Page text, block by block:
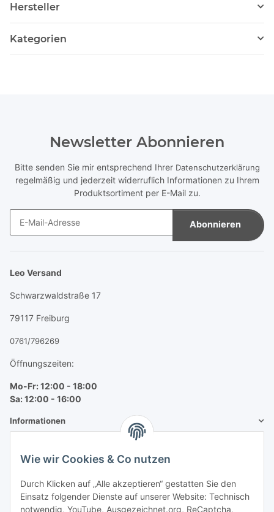
Wie wir Cookies & Co nutzen
Durch Klicken auf „Alle akzeptieren“ gestatten Sie den
Einsatz folgender Dienste auf unserer Website: Technisch
notwendig, YouTube, Ausgezeichnet.org, ReCaptcha,
Hersteller
Kategorien
Newsletter Abonnieren
Bitte senden Sie mir entsprechend Ihrer Datenschutzerklärung
regelmäßig und jederzeit widerruflich Informationen zu Ihrem
Produktsortiment per E-Mail zu.
Abonnieren
Leo Versand
Schwarzwaldstraße 17
79117 Freiburg
0761/796269
Öffnungszeiten:
Mo-Fr: 12:00 - 18:00
Sa: 12:00 - 16:00
Informationen
Mehr über
Bequem zahlen